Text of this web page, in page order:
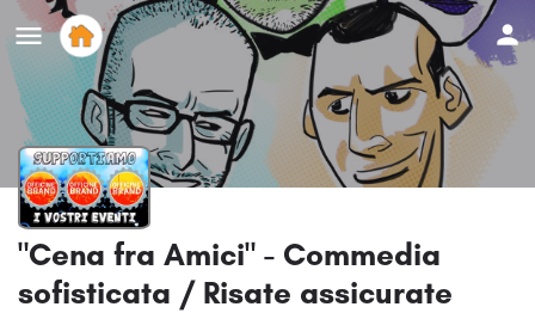
"Cena fra Amici" - Commedia
sofisticata / Risate assicurate